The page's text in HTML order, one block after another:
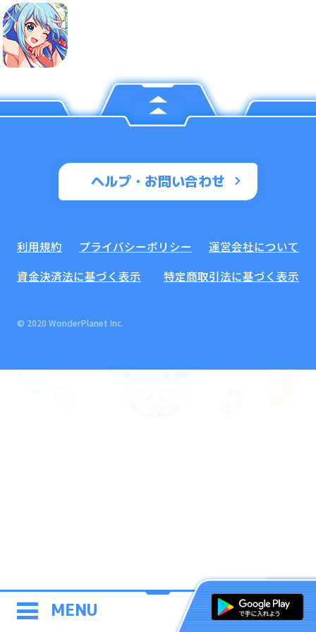
MENU
ヘルプ・お問い合わせ
利用規約 プライバシーポリシー
運営会社について
資金決済法に基づく表示
特定商取引法に基づく表示
© 2020 WonderPlanet Inc.